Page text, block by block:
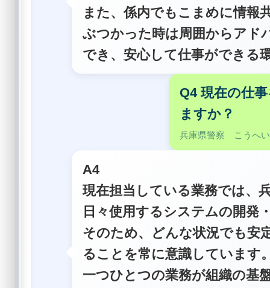
また、係内でもこまめに情報
ぶつかった時は周囲からアド
でき、安心して仕事ができる
Q4 現在の仕
ますか？
兵庫県警察 こうへ
A4
現在担当している業務では、
日々使用するシステムの開発
そのため、どんな状況でも安
ることを常に意識しています
一つひとつの業務が組織の基